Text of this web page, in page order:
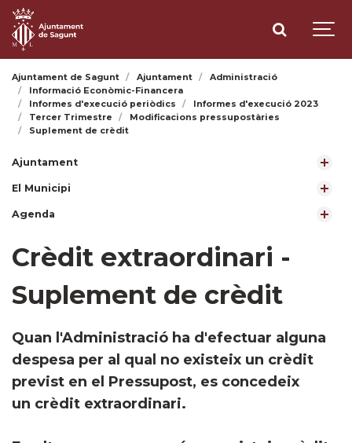
Ajuntament de Sagunt Ajuntament
Administració
Informació Econòmic-Financera
Informes d'execució periòdics
Informes d'execució 2023
Tercer Trimestre
Modificacions pressupostàries
Suplement de crèdit
Ajuntament
El Municipi
Agenda
Crèdit extraordinari -
Suplement de crèdit
Quan l'Administració ha d'efectuar alguna
despesa per al qual no existeix un crèdit
previst en el Pressupost, es concedeix
un crèdit extraordinari.